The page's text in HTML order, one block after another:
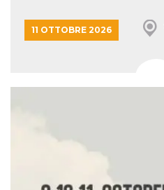
11 OTTOBRE 2026